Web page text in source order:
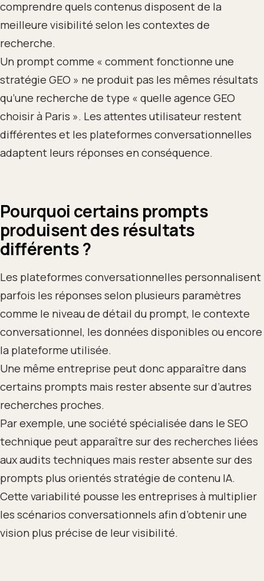
comprendre quels contenus disposent de la
meilleure visibilité selon les contextes de
recherche.
Un prompt comme « comment fonctionne une
stratégie GEO » ne produit pas les mêmes résultats
qu’une recherche de type « quelle agence GEO
choisir à Paris ». Les attentes utilisateur restent
différentes et les plateformes conversationnelles
adaptent leurs réponses en conséquence.
Pourquoi certains prompts
produisent des résultats
différents ?
Les plateformes conversationnelles personnalisent
parfois les réponses selon plusieurs paramètres
comme le niveau de détail du prompt, le contexte
conversationnel, les données disponibles ou encore
la plateforme utilisée.
Une même entreprise peut donc apparaître dans
certains prompts mais rester absente sur d’autres
recherches proches.
Par exemple, une société spécialisée dans le SEO
technique peut apparaître sur des recherches liées
aux audits techniques mais rester absente sur des
prompts plus orientés stratégie de contenu IA.
Cette variabilité pousse les entreprises à multiplier
les scénarios conversationnels afin d’obtenir une
vision plus précise de leur visibilité.